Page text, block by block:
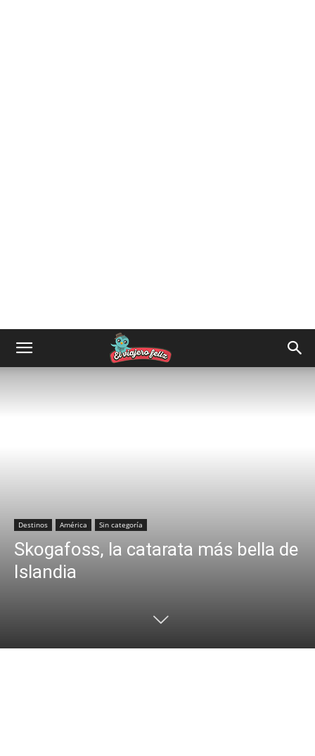
Destinos América Sin categoría
Skogafoss, la catarata más bella de
Islandia